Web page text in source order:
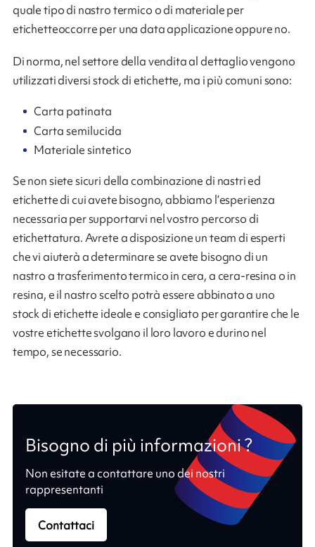
quale tipo di nastro termico o di materiale per
etichetteoccorre per una data applicazione oppure no.
Di norma, nel settore della vendita al dettaglio vengono
utilizzati diversi stock di etichette, ma i più comuni sono:
Carta patinata
Carta semilucida
Materiale sintetico
Se non siete sicuri della combinazione di nastri ed
etichette di cui avete bisogno, abbiamo l’esperienza
necessaria per supportarvi nel vostro percorso di
etichettatura. Avrete a disposizione un team di esperti
che vi aiuterà a determinare se avete bisogno di un
nastro a trasferimento termico in cera, a cera-resina o in
resina, e il nastro scelto potrà essere abbinato a uno
stock di etichette ideale e consigliato per garantire che le
vostre etichette svolgano il loro lavoro e durino nel
tempo, se necessario.
Bisogno di più informazioni ?
Non esitate a contattare uno dei nostri
rappresentanti
Contattaci